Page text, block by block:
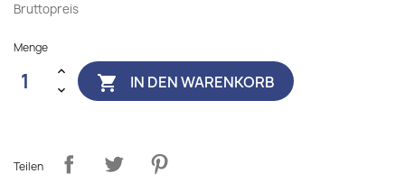
Bruttopreis
Menge
 IN DEN WARENKORB
Teilen